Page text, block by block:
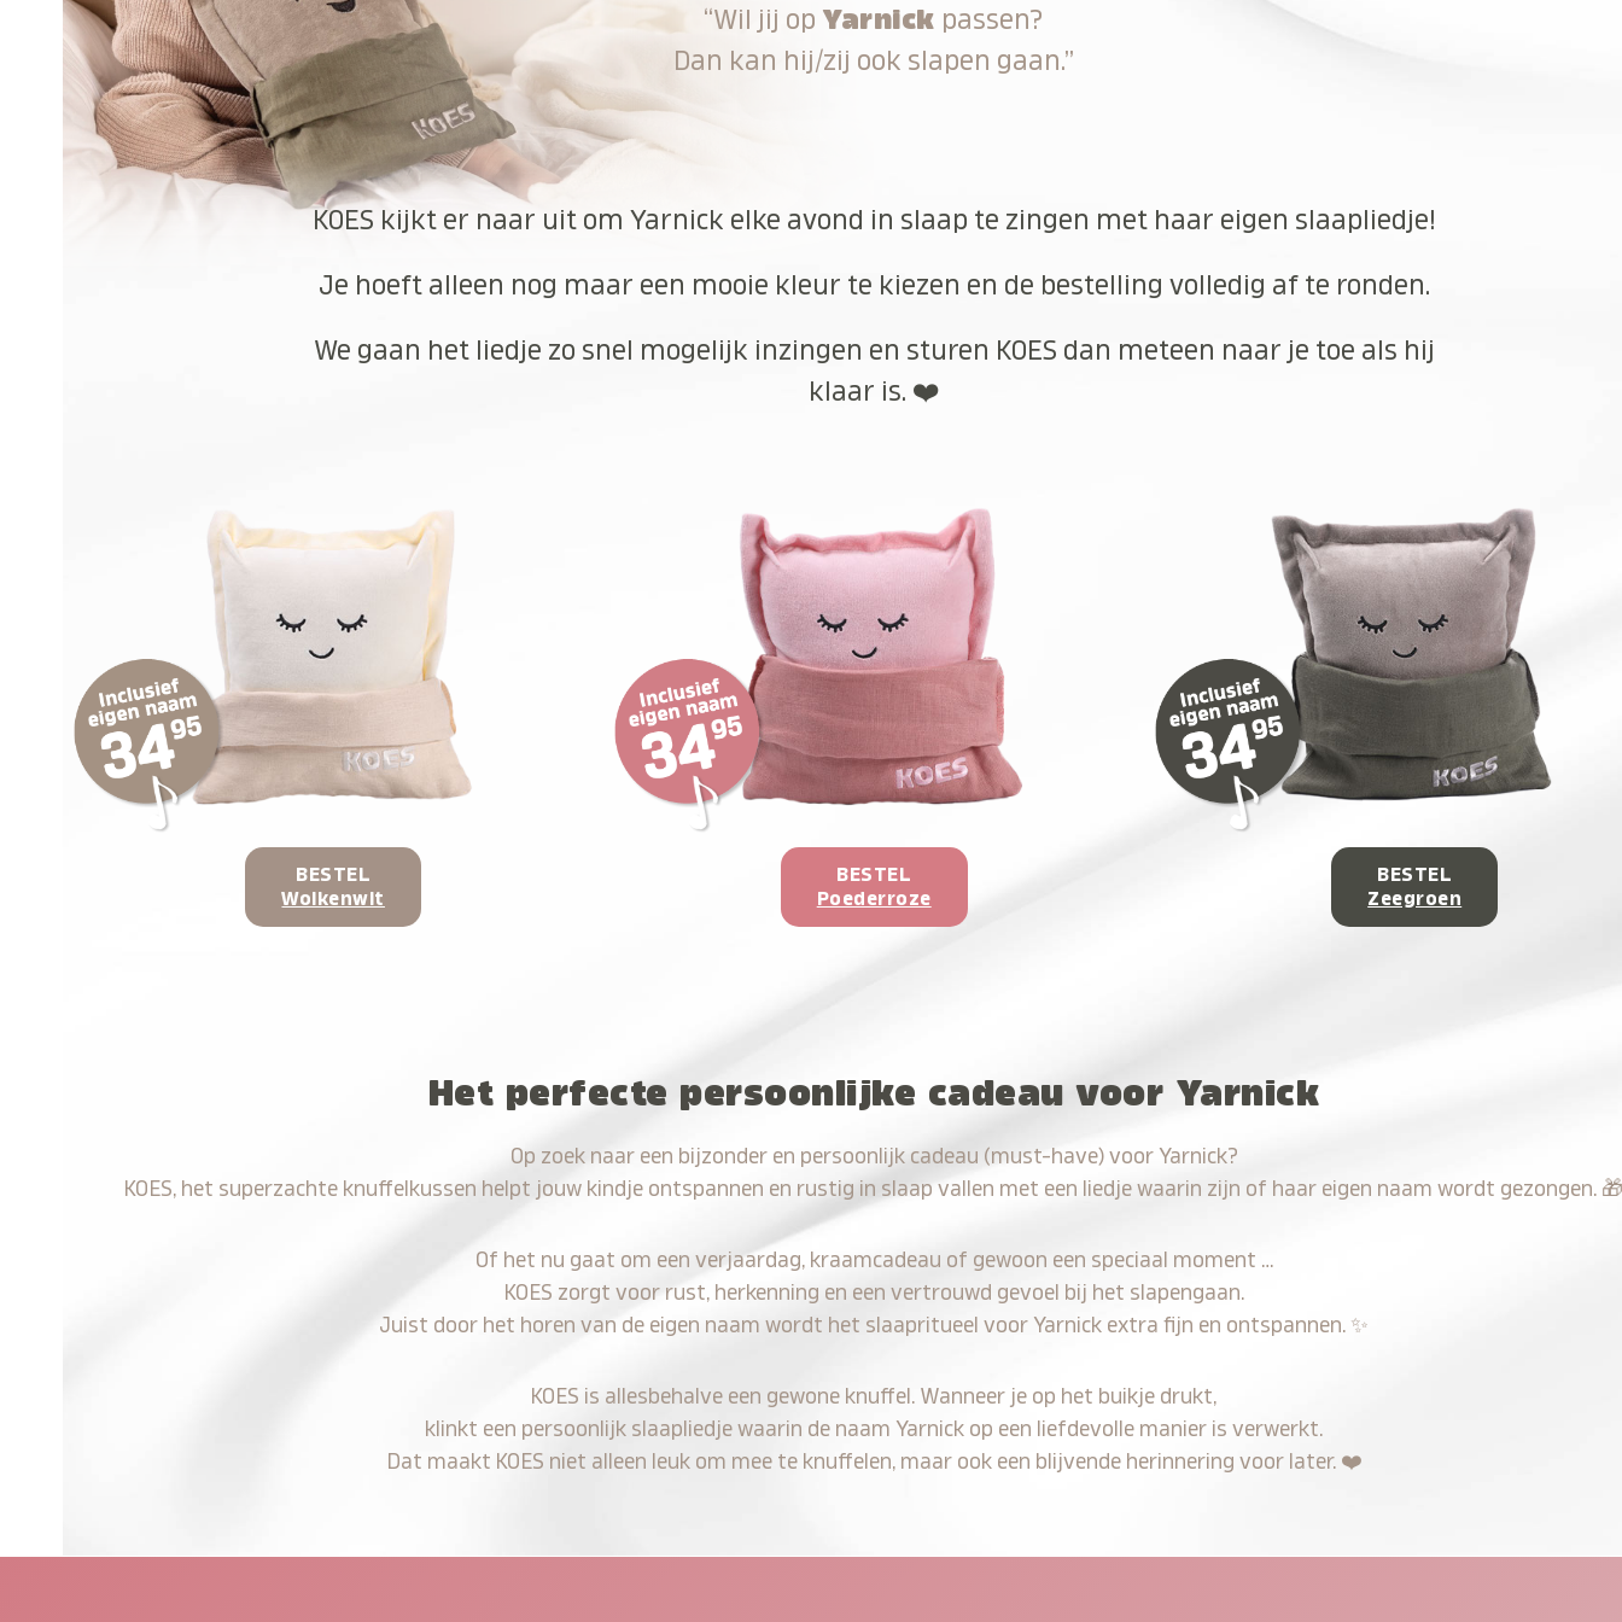
“Wil jij op Yarnick passen?
Dan kan hij/zij ook slapen gaan.”
KOES kijkt er naar uit om Yarnick elke avond in slaap te zingen met haar eigen slaapliedje!
Je hoeft alleen nog maar een mooie kleur te kiezen en de bestelling volledig af te ronden.
We gaan het liedje zo snel mogelijk inzingen en sturen KOES dan meteen naar je toe als hij
klaar is. ❤️
BESTEL
Wolkenwit
BESTEL
Poederroze
BESTEL
Zeegroen
Het perfecte persoonlijke cadeau voor Yarnick
Op zoek naar een bijzonder en persoonlijk cadeau (must-have) voor Yarnick?
KOES, het superzachte knuffelkussen helpt jouw kindje ontspannen en rustig in slaap vallen met een liedje waarin zijn of haar eigen naam wordt gezongen.
Of het nu gaat om een verjaardag, kraamcadeau of gewoon een speciaal moment …
KOES zorgt voor rust, herkenning en een vertrouwd gevoel bij het slapengaan.
Juist door het horen van de eigen naam wordt het slaapritueel voor Yarnick extra fijn en ontspannen. ✨
KOES is allesbehalve een gewone knuffel. Wanneer je op het buikje drukt,
klinkt een persoonlijk slaapliedje waarin de naam Yarnick op een liefdevolle manier is verwerkt.
Dat maakt KOES niet alleen leuk om mee te knuffelen, maar ook een blijvende herinnering voor later. ❤️